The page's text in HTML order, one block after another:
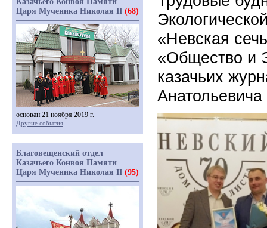
«Невская
«Общество и
казачьих
Анатольевича
Царя Мученика Николая II (68)
основан 21 ноября 2019 г.
Другие события
Благовещенский отдел
Казачьего Конвоя Памяти
Царя Мученика Николая II (95)